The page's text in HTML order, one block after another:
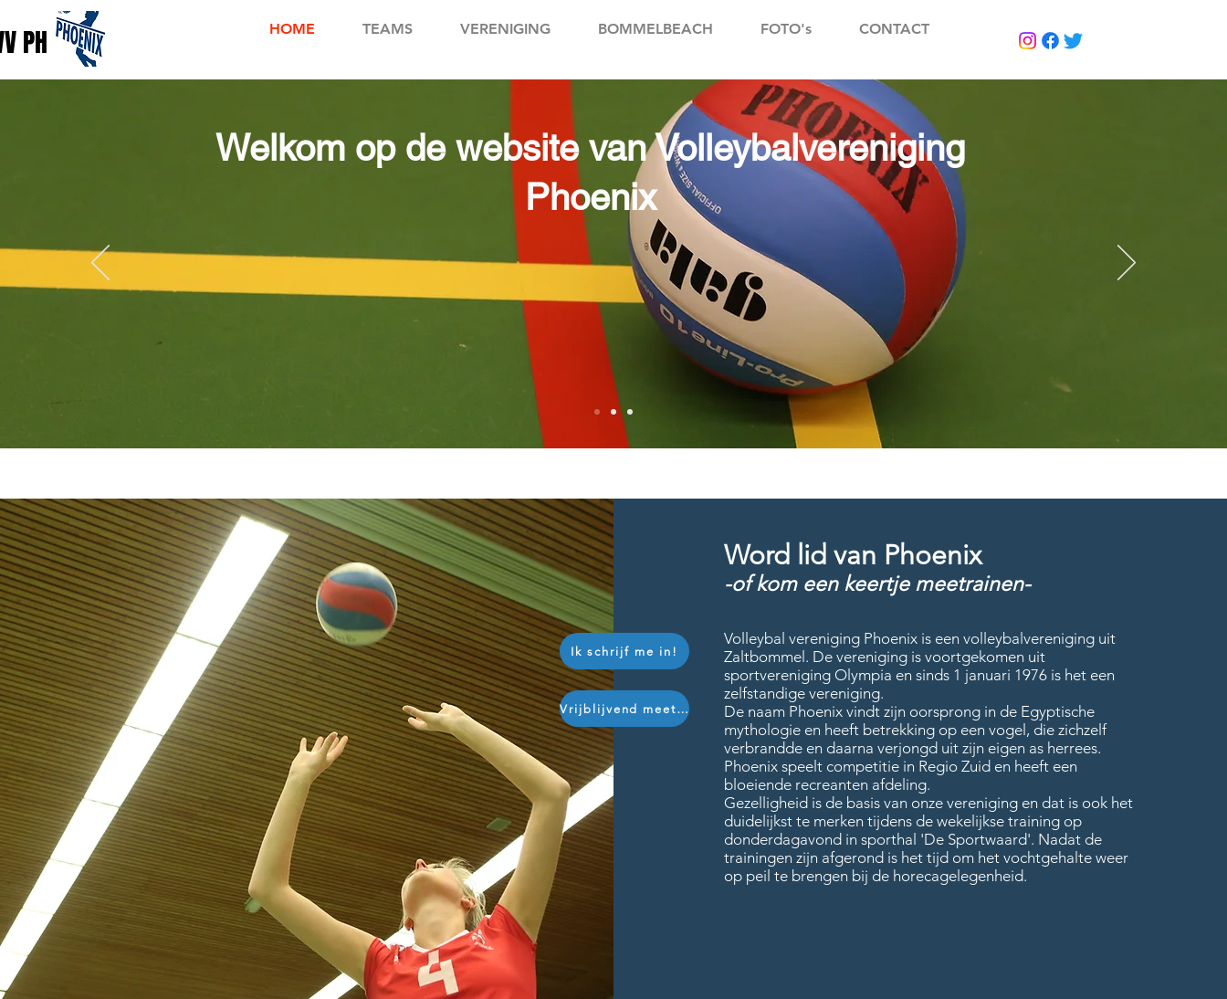
HOME TEAMS VERENIGING BOMMELBEACH FOTO's CONTACT
Welkom op de website van Volleybalvereniging
Phoenix
Ik schrijf me in!
Vrijblijvend meetrainen
Word lid van Phoenix
-of kom een keertje meetrainen-
Volleybal vereniging Phoenix is een volleybalvereniging uit
Zaltbommel. De vereniging is voortgekomen uit
sportvereniging Olympia en sinds 1 januari 1976 is het een
zelfstandige vereniging.
De naam Phoenix vindt zijn oorsprong in de Egyptische
mythologie en heeft betrekking op een vogel, die zichzelf
verbrandde en daarna verjongd uit zijn eigen as herrees.
Phoenix speelt competitie in Regio Zuid en heeft een
bloeiende recreanten afdeling.
Gezelligheid is de basis van onze vereniging en dat is ook het
duidelijkst te merken tijdens de wekelijkse training op
donderdagavond in sporthal 'De Sportwaard'. Nadat de
trainingen zijn afgerond is het tijd om het vochtgehalte weer
op peil te brengen bij de horecagelegenheid.
PHOENIX